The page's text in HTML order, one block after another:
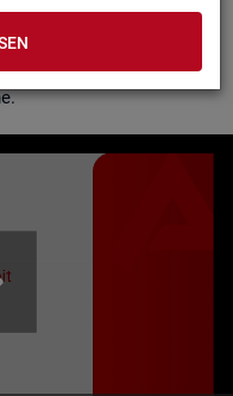
Bar­rie­re­frei­heit in Ge­bär­